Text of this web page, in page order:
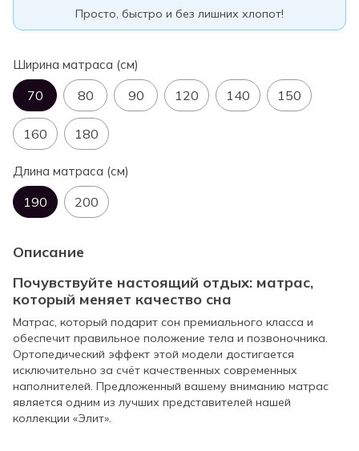
Просто, быстро и без лишних хлопот!
Ширина матраса (см)
70 80 90 120 140 150
160 180
Длина матраса (см)
190 200
Описание
Почувствуйте настоящий отдых: матрас,
который меняет качество сна
Матрас, который подарит сон премиального класса и
обеспечит правильное положение тела и позвоночника.
Ортопедический эффект этой модели достигается
исключительно за счёт качественных современных
наполнителей. Предложенный вашему вниманию матрас
является одним из лучших представителей нашей
коллекции «Элит».